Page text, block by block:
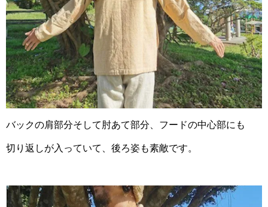
バックの肩部分そして肘あて部分、フードの中心部にも
切り返しが入っていて、後ろ姿も素敵です。